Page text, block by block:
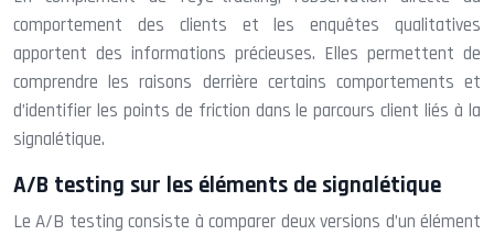
comportement des clients et les enquêtes qualitatives
apportent des informations précieuses. Elles permettent de
comprendre les raisons derrière certains comportements et
d’identifier les points de friction dans le parcours client liés à la
signalétique.
A/B testing sur les éléments de signalétique
Le A/B testing consiste à comparer deux versions d’un élément